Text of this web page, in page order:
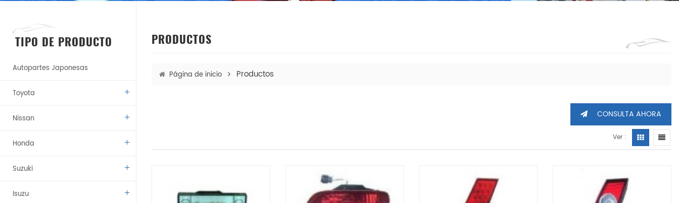
TIPO DE PRODUCTO
Autopartes Japonesas
Toyota
Nissan
Honda
Suzuki
Isuzu
PRODUCTOS
Página de inicio Productos
CONSULTA AHORA
Ver :